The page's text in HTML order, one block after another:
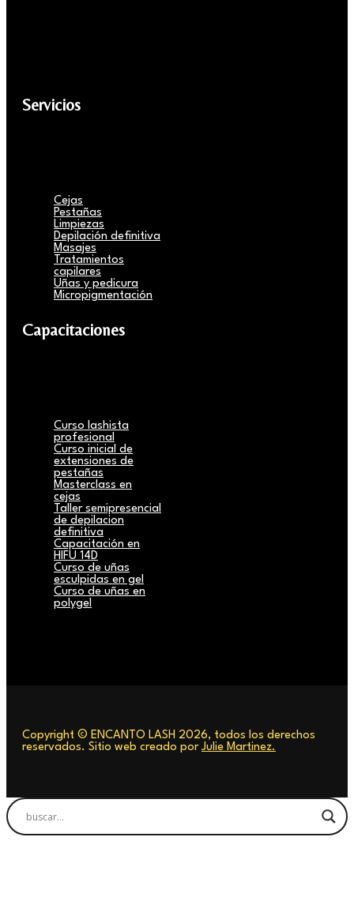
Servicios
Cejas
Pestañas
Limpiezas
Depilación definitiva
Masajes
Tratamientos
capilares
Uñas y pedicura
Micropigmentación
Capacitaciones
Curso lashista
profesional
Curso inicial de
extensiones de
pestañas
Masterclass en
cejas
Taller semipresencial
de depilacion
definitiva
Capacitación en
HIFU 14D
Curso de uñas
esculpidas en gel
Curso de uñas en
polygel
Copyright © ENCANTO LASH 2026, todos los derechos
reservados. Sitio web creado por Julie Martinez.